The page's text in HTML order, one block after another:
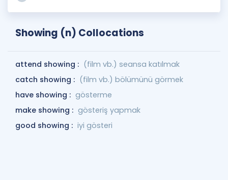
Showing (n) Collocations
attend showing : (film vb.) seansa katılmak
catch showing : (film vb.) bölümünü görmek
have showing : gösterme
make showing : gösteriş yapmak
good showing : iyi gösteri